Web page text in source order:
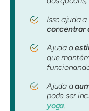
Isso ajuda
concentrar
Ajuda a
que
Ajuda a
pode ser
yoga.